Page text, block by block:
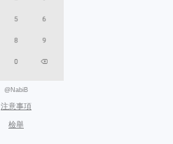
@NabiB
注意事項
檢舉